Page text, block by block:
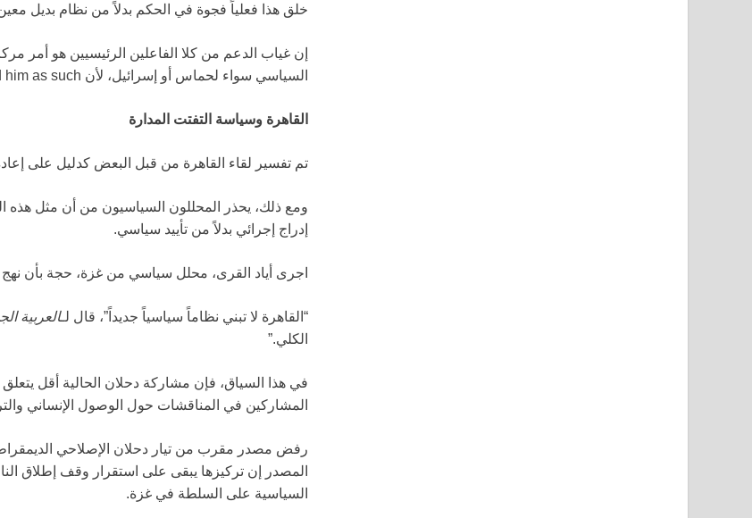
خلق هذا فعلياً فجوة في الحكم بدلاً من نظام بديل
إن غياب الدعم من كلا الفاعلين الرئيسيين هو أمر
السياسي سواء لحماس أو إسرائيل، لأن neither has formally accepted him as such.
القاهرة وسياسة التفتت المدارة
تم تفسير لقاء القاهرة من قبل البعض كدليل على
ومع ذلك، يحذر المحللون السياسيون من أن مثل هذه
إدراج إجرائي بدلاً من تأييد سياسي.
اجرى أياد القرى، محلل سياسي من غزة، حجة بأن
“القاهرة لا تبني نظاماً سياسياً جديداً”، قال لـالعربية
الكلي.”
في هذا السياق، فإن مشاركة دحلان الحالية أقل
المشاركين في المناقشات حول الوصول الإنساني
رفض مصدر مقرب من تيار دحلان الإصلاحي
المصدر إن تركيزها يبقى على استقرار وقف إطلاق
السياسية على السلطة في غزة.